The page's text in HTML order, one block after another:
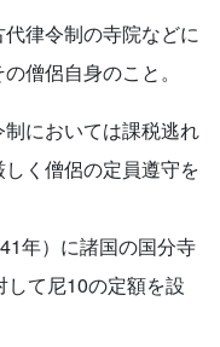
律令制の寺院などに
僧侶自身のこと。
においては課税逃れ
く僧侶の定員遵守を
年）に諸国の国分寺
て尼10の定額を設